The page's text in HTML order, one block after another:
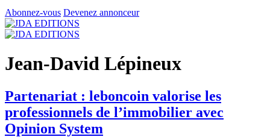
Abonnez-vous Devenez annonceur
Jean-David Lépineux
Partenariat : leboncoin valorise les
professionnels de l’immobilier avec
Opinion System